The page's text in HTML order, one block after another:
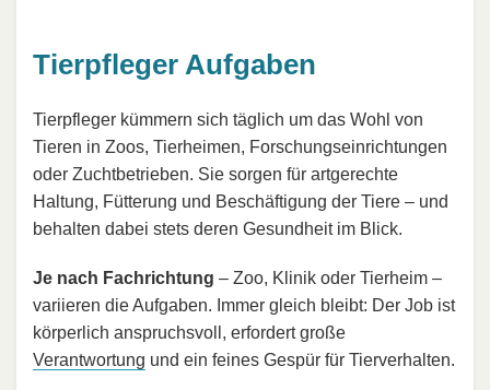
Tierpfleger Aufgaben
Tierpfleger kümmern sich täglich um das Wohl von
Tieren in Zoos, Tierheimen, Forschungseinrichtungen
oder Zuchtbetrieben. Sie sorgen für artgerechte
Haltung, Fütterung und Beschäftigung der Tiere – und
behalten dabei stets deren Gesundheit im Blick.
Je nach Fachrichtung – Zoo, Klinik oder Tierheim –
variieren die Aufgaben. Immer gleich bleibt: Der Job ist
körperlich anspruchsvoll, erfordert große
Verantwortung und ein feines Gespür für Tierverhalten.